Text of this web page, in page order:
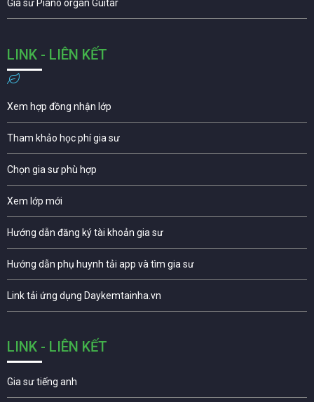
Gia sư Piano organ Guitar
LINK - LIÊN KẾT
Xem hợp đồng nhận lớp
Tham khảo học phí gia sư
Chọn gia sư phù hợp
Xem lớp mới
Hướng dẫn đăng ký tài khoản gia sư
Hướng dẫn phụ huynh tải app và tìm gia sư
Link tải ứng dụng Daykemtainha.vn
LINK - LIÊN KẾT
Gia sư tiếng anh